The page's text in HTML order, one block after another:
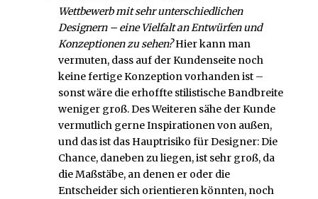
Wettbewerb mit sehr unterschiedlichen
Designern – eine Vielfalt an Entwürfen und
Konzeptionen zu sehen?Hier kann man
vermuten, dass auf der Kundenseite noch
keine fertige Konzeption vorhanden ist –
sonst wäre die erhoffte stilistische Bandbreite
weniger groß. Des Weiteren sähe der Kunde
vermutlich gerne Inspirationen von außen,
und das ist das Hauptrisiko für Designer: Die
Chance, daneben zu liegen, ist sehr groß, da
die Maßstäbe, an denen er oder die
Entscheider sich orientieren könnten, noch